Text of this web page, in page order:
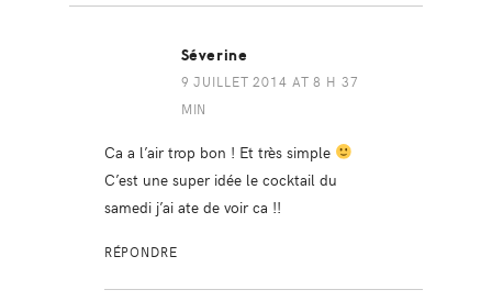
Séverine
9 JUILLET 2014 AT 8 H 37
MIN
Ca a l’air trop bon ! Et très simple
C’est une super idée le cocktail du
samedi j’ai ate de voir ca !!
RÉPONDRE